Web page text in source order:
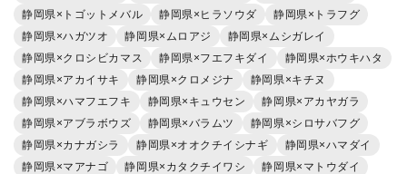
静岡県×トゴットメバル
静岡県×ヒラソウダ
静岡県×トラフグ
静岡県×ハガツオ
静岡県×ムロアジ
静岡県×ムシガレイ
静岡県×クロシビカマス
静岡県×フエフキダイ
静岡県×ホウキハタ
静岡県×アカイサキ
静岡県×クロメジナ
静岡県×キチヌ
静岡県×ハマフエフキ
静岡県×キュウセン
静岡県×アカヤガラ
静岡県×アブラボウズ
静岡県×バラムツ
静岡県×シロサバフグ
静岡県×カナガシラ
静岡県×オオクチイシナギ
静岡県×ハマダイ
静岡県×マアナゴ
静岡県×カタクチイワシ
静岡県×マトウダイ